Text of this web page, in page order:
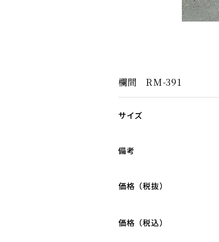
欄間 RM-391
サイズ
備考
価格（税抜）
価格（税込）